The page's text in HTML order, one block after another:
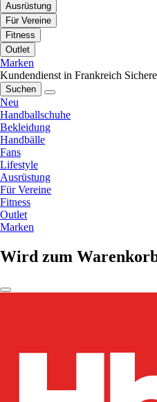
Ausrüstung
Für Vereine
Fitness
Outlet
Marken
Kundendienst in Frankreich
Suchen
Neu
Handballschuhe
Bekleidung
Handbälle
Fans
Lifestyle
Ausrüstung
Für Vereine
Fitness
Outlet
Marken
Wird zum